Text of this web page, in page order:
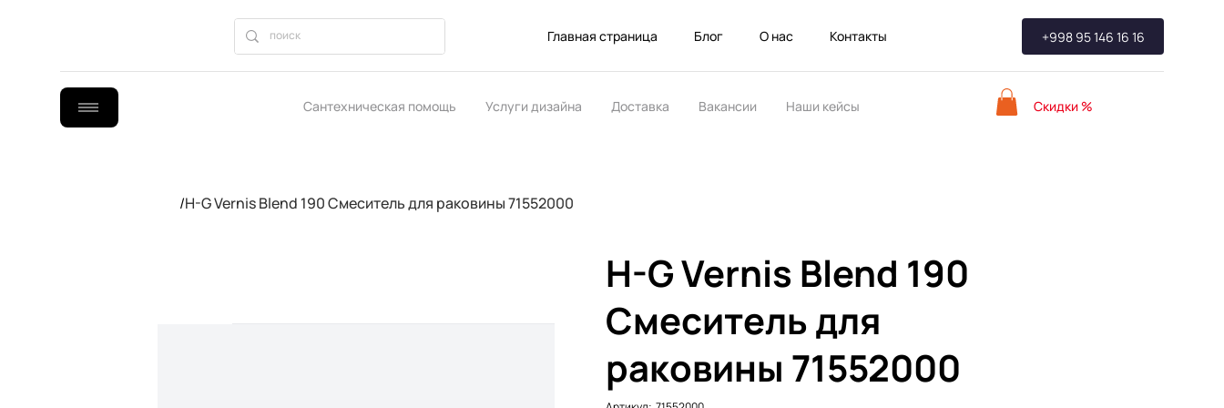
Главная страница Блог О нас Контакты +998 95 146 16 16
Сантехническая помощь Услуги дизайна Доставка Вакансии Наши кейсы Скидки %
/H-G Vernis Blend 190 Смеситель для раковины 71552000
H-G Vernis Blend 190
Смеситель для
раковины 71552000
Артикул: